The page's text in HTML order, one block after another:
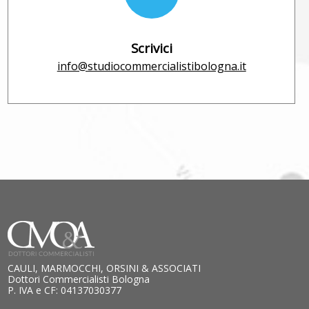
Scrivici
info@studiocommercialistibologna.it
CAULI, MARMOCCHI, ORSINI & ASSOCIATI
Dottori Commercialisti Bologna
P. IVA e CF: 04137030377